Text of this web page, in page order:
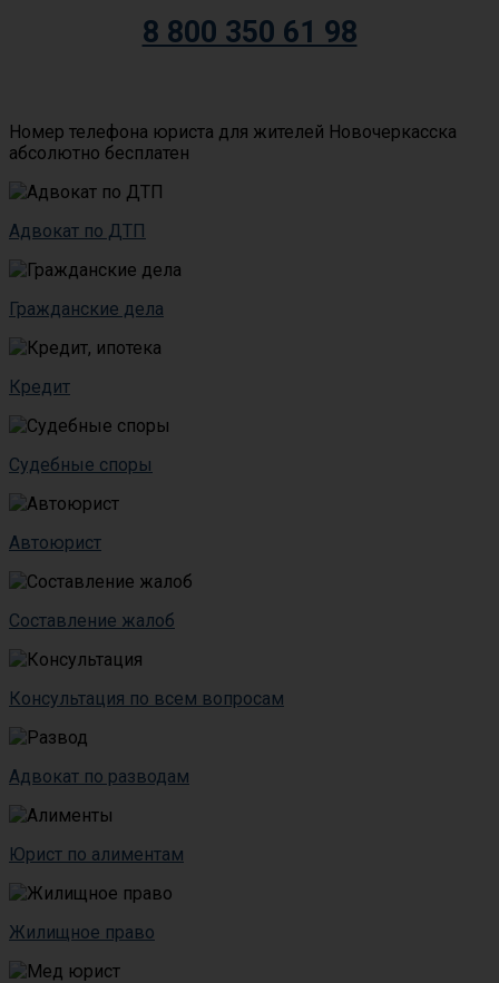
8 800 350 61 98
Номер телефона юриста для жителей Новочеркасска
абсолютно бесплатен
Адвокат по ДТП
Гражданские дела
Кредит
Судебные споры
Автоюрист
Составление жалоб
Консультация по всем вопросам
Адвокат по разводам
Юрист по алиментам
Жилищное право